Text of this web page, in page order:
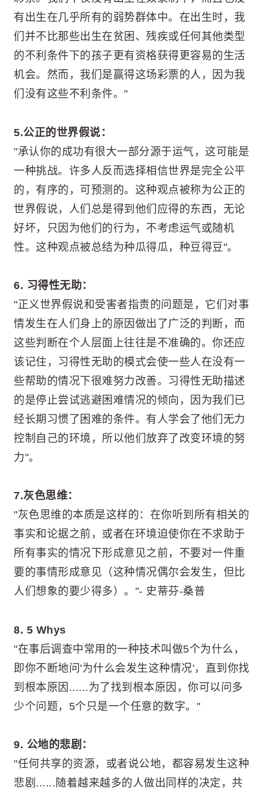
有出生在几乎所有的弱势群体中。在出生时，我
们并不比那些出生在贫困、残疾或任何其他类型
的不利条件下的孩子更有资格获得更容易的生活
机会。然而，我们是赢得这场彩票的人，因为我
们没有这些不利条件。"
5.公正的世界假说：
"承认你的成功有很大一部分源于运气，这可能是
一种挑战。许多人反而选择相信世界是完全公平
的，有序的，可预测的。这种观点被称为公正的
世界假说，人们总是得到他们应得的东西，无论
好坏，只因为他们的行为，不考虑运气或随机
性。这种观点被总结为种瓜得瓜，种豆得豆"。
6. 习得性无助：
"正义世界假说和受害者指责的问题是，它们对事
情发生在人们身上的原因做出了广泛的判断，而
这些判断在个人层面上往往是不准确的。你还应
该记住，习得性无助的模式会使一些人在没有一
些帮助的情况下很难努力改善。习得性无助描述
的是停止尝试逃避困难情况的倾向，因为我们已
经长期习惯了困难的条件。有人学会了他们无力
控制自己的环境，所以他们放弃了改变环境的努
力"。
7.灰色思维：
"灰色思维的本质是这样的：在你听到所有相关的
事实和论据之前，或者在环境迫使你在不求助于
所有事实的情况下形成意见之前，不要对一件重
要的事情形成意见（这种情况偶尔会发生，但比
人们想象的要少得多）。"- 史蒂芬-桑普
8. 5 Whys
"在事后调查中常用的一种技术叫做5个为什么，
即你不断地问'为什么会发生这种情况'，直到你找
到根本原因......为了找到根本原因，你可以问多
少个问题，5个只是一个任意的数字。"
9. 公地的悲剧：
"任何共享的资源，或者说公地，都容易发生这种
悲剧......随着越来越多的人做出同样的决定，共